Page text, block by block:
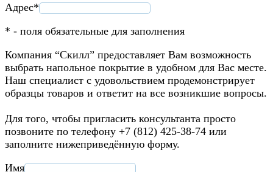
Адрес*
* - поля обязательные для заполнения
Компания “Скилл” предоставляет Вам возможность
выбрать напольное покрытие в удобном для Вас месте.
Наш специалист с удовольствием продемонстрирует
образцы товаров и ответит на все возникшие вопросы.
Для того, чтобы пригласить консультанта просто
позвоните по телефону +7 (812) 425-38-74 или
заполните нижеприведённую форму.
Имя